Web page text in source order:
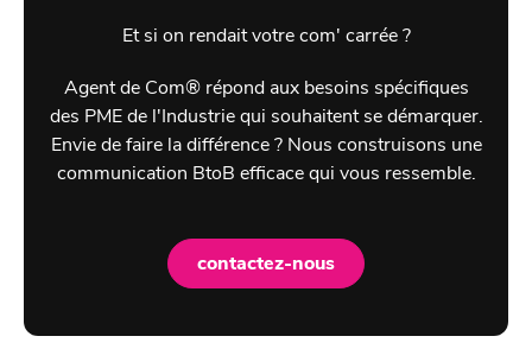
Et si on rendait votre com' carrée ?
Agent de Com® répond aux besoins spécifiques
des PME de l'Industrie qui souhaitent se démarquer.
Envie de faire la différence ? Nous construisons une
communication BtoB efficace qui vous ressemble.
contactez-nous